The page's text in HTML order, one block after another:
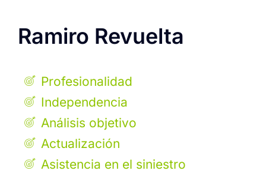
Ramiro Revuelta
Profesionalidad
Independencia
Análisis objetivo
Actualización
Asistencia en el siniestro